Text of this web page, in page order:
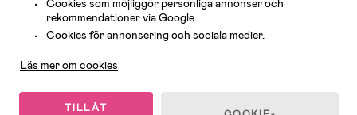
© 2026 Jollyroom AB. Alla rättigheter reserverade.
Cookies som möjliggör personliga annonser och
rekommendationer via Google.
Cookies för annonsering och sociala medier.
Läs mer om cookies
TILLÅT